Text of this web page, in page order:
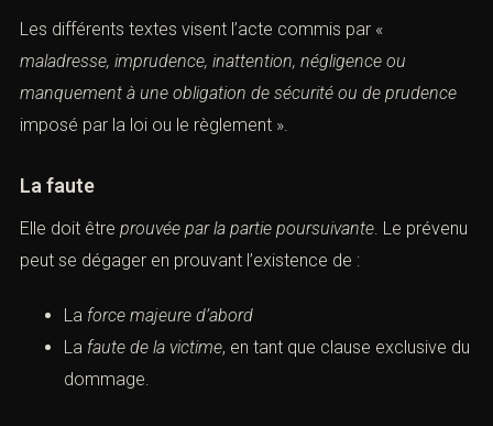
Les différents textes visent l’acte commis par «
maladresse, imprudence, inattention, négligence ou
manquement à une obligation de sécurité ou de prudence
imposé par la loi ou le règlement ».
La faute
Elle doit être prouvée par la partie poursuivante . Le prévenu
peut se dégager en prouvant l’existence de :
La force majeure d’abord
La faute de la victime, en tant que clause exclusive du
dommage.